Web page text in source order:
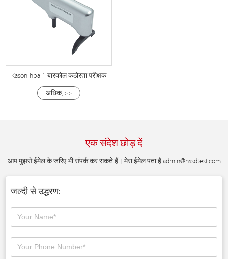
Kason-hba-1 बारकोल कठोरता परीक्षक
अधिक, >>
एक संदेश छोड़ दें
आप मुझसे ईमेल के जरिए भी संपर्क कर सकते हैं। मेरा ईमेल पता है admin@hssdtest.com
जल्दी से उद्धरण: